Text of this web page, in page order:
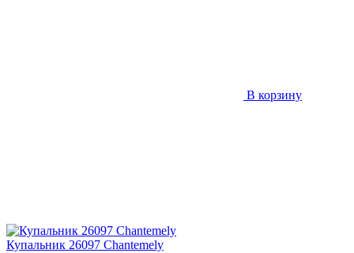
В корзину
Купальник 26097 Chantemely